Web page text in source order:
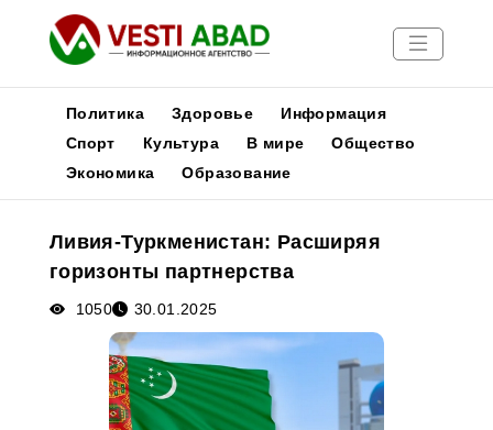
Новости
Медиа
Афиша
Политика Здоровье
Информация
Спорт
Культура В мире
Общество
Экономика
Образование
Ливия-Туркменистан: Расширяя
горизонты партнерства
1050 30.01.2025